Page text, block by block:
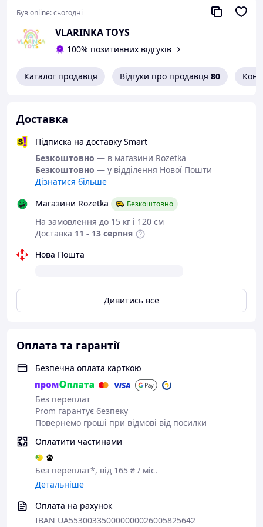
можете бути дійсно впевнені, що
ваше замовлення перевірене,
надійно запаковане та
відправлене з любов’ю!
Був online:сьогодні
VLARINKA TOYS
100% позитивних відгуків
Каталог продавця Відгуки про продавця 80
Доставка
Підписка на доставку Smart
Безкоштовно — в магазини Rozetka
Безкоштовно — у відділення Нової Пошти
Дізнатися більше
Магазини Rozetka
Безкоштовно
На замовлення до 15 кг і 120 см
Доставка 11 - 13 серпня
Нова Пошта
Дивитись все
Оплата та гарантії
Безпечна оплата карткою
Без переплат
Prom гарантує безпеку
Повернемо гроші при відмові від посилки
Оплатити частинами
Без переплат*, від 165 ₴ / міс.
Детальніше
Оплата на рахунок
IBAN UA553003350000000026005825642